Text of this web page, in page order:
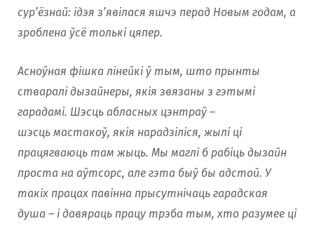
сур’ёзнай: ідэя з’явілася яшчэ перад Новым годам, а
зроблена ўсё толькі цяпер.
Асноўная фішка лінейкі ў тым, што прынты
стваралі дызайнеры, якія звязаны з гэтымі
гарадамі. Шэсць абласных цэнтраў –
шэсць мастакоў, якія нарадзіліся, жылі ці
працягваюць там жыць. Мы маглі б рабіць дызайн
проста на аўтсорс, але гэта быў бы адстой. У
такіх працах павінна прысутнічаць гарадская
душа – і давяраць працу трэба тым, хто разумее ці